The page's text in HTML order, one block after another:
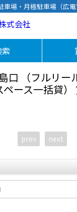
車場・月極駐車場（広
口 （フルリー
ース一括貸）
prev next